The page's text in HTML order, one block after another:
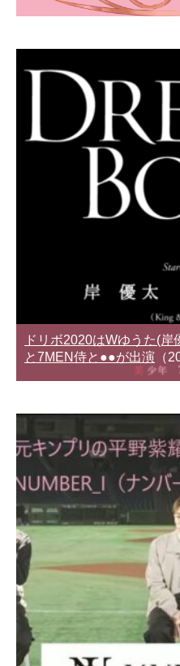
ドリボ2020はWゆうた(
と7MEN侍と●●が出演 （